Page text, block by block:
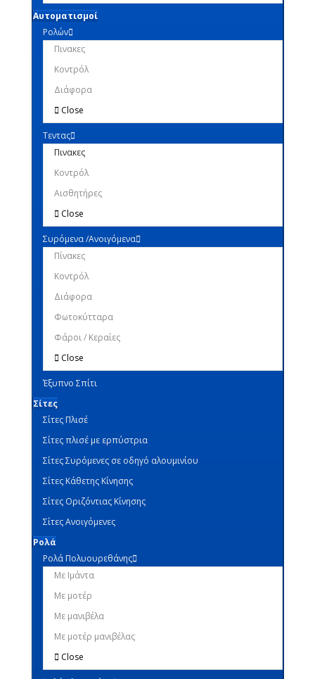
Αυτοματισμοί
Ρολών
Πινακες
Κοντρόλ
Διάφορα
Close
Τεντας
Πινακες
Κοντρόλ
Αισθητήρες
Close
Συρόμενα /Ανοιγόμενα
Πίνακες
Κοντρόλ
Διάφορα
Φωτοκύτταρα
Φάροι / Κεραίες
Close
Έξυπνο Σπίτι
Σίτες
Σίτες Πλισέ
Σίτες πλισέ με ερπύστρια
Σίτες Συρόμενες σε οδηγό αλουμινίου
Σίτες Κάθετης Κίνησης
Σίτες Οριζόντιας Κίνησης
Σίτες Ανοιγόμενες
Ρολά
Ρολά Πολυουρεθάνης
Με Ιμάντα
Με μοτέρ
Με μανιβέλα
Με μοτέρ μανιβέλας
Close